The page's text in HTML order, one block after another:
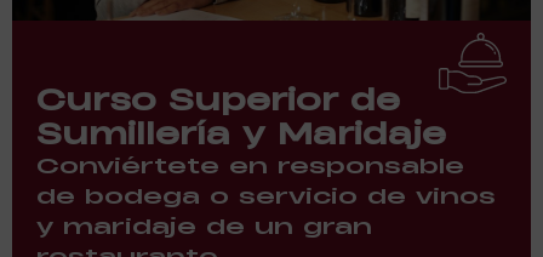
Curso Superior de
Sumillería y Maridaje
Conviértete en responsable
de bodega o servicio de vinos
y maridaje de un gran